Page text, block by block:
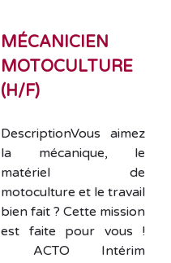
MÉCANICIEN
MOTOCULTURE
(H/F)
DescriptionVous aimez
la mécanique, le
matériel de
motoculture et le travail
bien fait ? Cette mission
est faite pour vous !
ACTO Intérim